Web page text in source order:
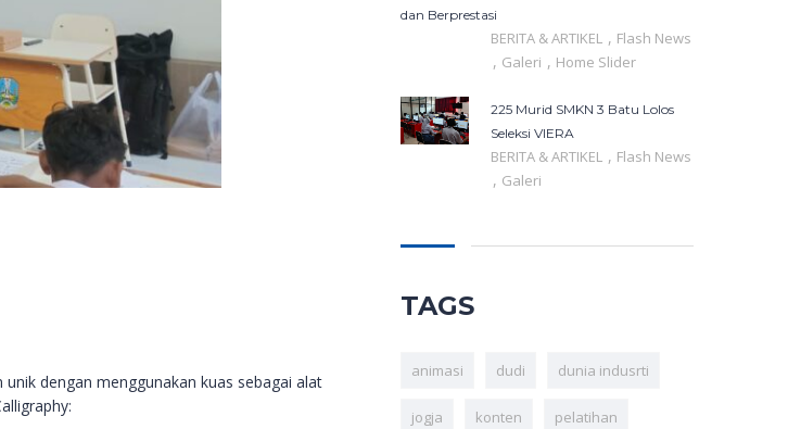
dengan menggunakan kuas sebagai alat
dan Berprestasi
BERITA & ARTIKEL , Flash News
, Galeri , Home Slider
225 Murid SMKN 3 Batu Lolos
Seleksi VIERA
BERITA & ARTIKEL , Flash News
, Galeri
TAGS
animasi dudi dunia indusrti
jogja konten pelatihan